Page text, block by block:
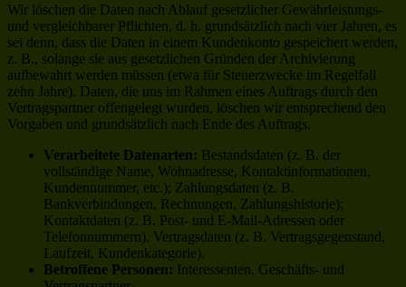
Wir löschen die Daten nach Ablauf gesetzlicher Gewährleistungs-
und vergleichbarer Pflichten, d. h. grundsätzlich nach vier Jahren, es
sei denn, dass die Daten in einem Kundenkonto gespeichert werden,
z. B., solange sie aus gesetzlichen Gründen der Archivierung
aufbewahrt werden müssen (etwa für Steuerzwecke im Regelfall
zehn Jahre). Daten, die uns im Rahmen eines Auftrags durch den
Vertragspartner offengelegt wurden, löschen wir entsprechend den
Vorgaben und grundsätzlich nach Ende des Auftrags.
Verarbeitete Datenarten: Bestandsdaten (z. B. der
vollständige Name, Wohnadresse, Kontaktinformationen,
Kundennummer, etc.); Zahlungsdaten (z. B.
Bankverbindungen, Rechnungen, Zahlungshistorie);
Kontaktdaten (z. B. Post- und E-Mail-Adressen oder
Telefonnummern). Vertragsdaten (z. B. Vertragsgegenstand,
Laufzeit, Kundenkategorie).
Betroffene Personen: Interessenten. Geschäfts- und